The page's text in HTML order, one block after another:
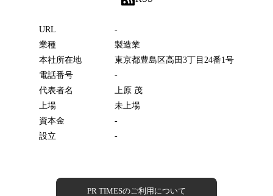
URL
-
業種
製造業
本社所在地
東京都豊島区高田3丁目24番1号
電話番号
-
代表者名
上原 茂
上場
未上場
資本金
-
設立
-
PR TIMESのご利用について